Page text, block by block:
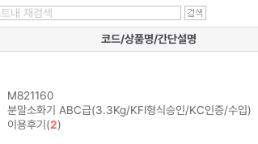
코드/상품명/간단설명
M821160
분말소화기 ABC급(3.3Kg/KFI형식승인/KC인증/수입)
이용후기(2)